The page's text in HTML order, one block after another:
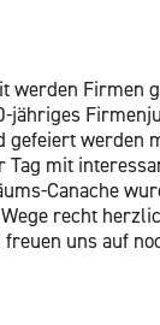
wer­den Fir­men
jäh­ri­ges
ge­fei­ert
Tag mit
Ca­na­che
recht
uns auf